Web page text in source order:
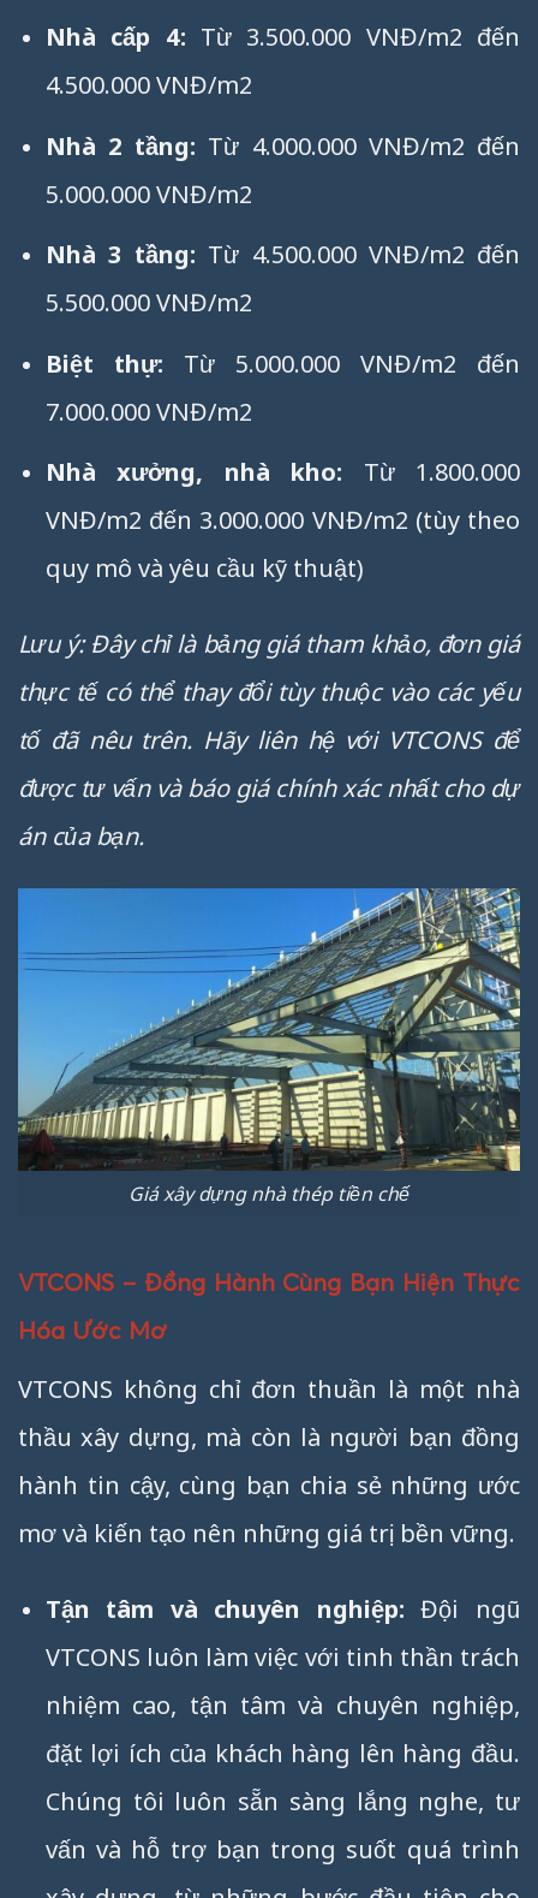
Nhà cấp 4: Từ 3.500.000 VNĐ/m2 đến
4.500.000 VNĐ/m2
Nhà 2 tầng: Từ 4.000.000 VNĐ/m2 đến
5.000.000 VNĐ/m2
Nhà 3 tầng: Từ 4.500.000 VNĐ/m2 đến
5.500.000 VNĐ/m2
Biệt thự: Từ 5.000.000 VNĐ/m2 đến
7.000.000 VNĐ/m2
Nhà xưởng, nhà kho: Từ 1.800.000
VNĐ/m2 đến 3.000.000 VNĐ/m2 (tùy theo
quy mô và yêu cầu kỹ thuật)
Lưu ý: Đây chỉ là bảng giá tham khảo, đơn giá
thực tế có thể thay đổi tùy thuộc vào các yếu
tố đã nêu trên. Hãy liên hệ với VTCONS để
được tư vấn và báo giá chính xác nhất cho dự
án của bạn.
Giá xây dựng nhà thép tiền chế
VTCONS – Đồng Hành Cùng Bạn Hiện Thực
Hóa Ước Mơ
VTCONS không chỉ đơn thuần là một nhà
thầu xây dựng, mà còn là người bạn đồng
hành tin cậy, cùng bạn chia sẻ những ước
mơ và kiến tạo nên những giá trị bền vững.
Tận tâm và chuyên nghiệp: Đội ngũ
VTCONS luôn làm việc với tinh thần trách
nhiệm cao, tận tâm và chuyên nghiệp,
đặt lợi ích của khách hàng lên hàng đầu.
Chúng tôi luôn sẵn sàng lắng nghe, tư
vấn và hỗ trợ bạn trong suốt quá trình